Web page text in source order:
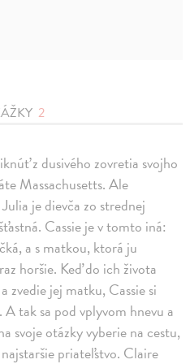
2
z dusivého zovretia svojho
Massachusetts. Ale
je dievča zo strednej
Cassie je v tomto iná:
a s matkou, ktorá ju
horšie. Keď do ich života
zvedie jej matku, Cassie si
tak sa pod vplyvom hnevu a
svoje otázky vyberie na cestu,
priateľstvo. Claire